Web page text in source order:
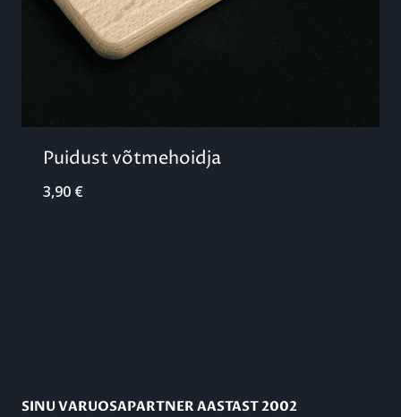
Puidust võtmehoidja
3,90 €
SINU VARUOSAPARTNER AASTAST 2002